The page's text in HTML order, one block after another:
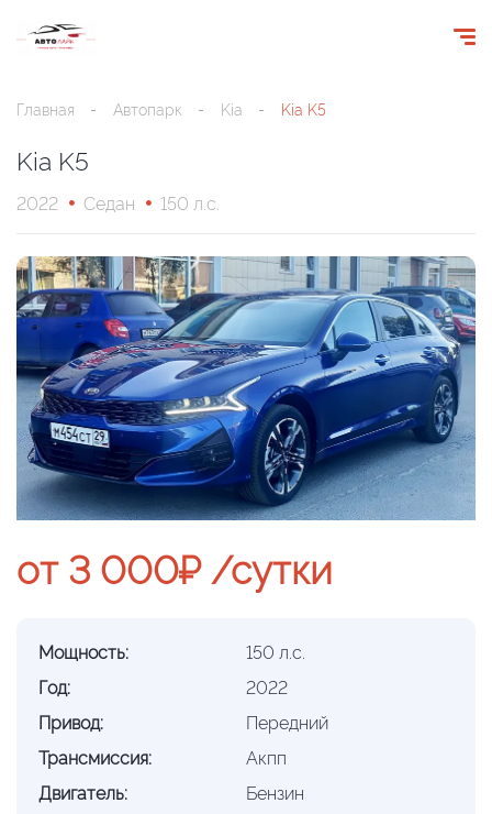
Главная Автопарк Kia Kia K5
Kia K5
2022 Седан 150 л.с.
от 3 000₽ /сутки
Мощность:
150 л.с.
Год:
2022
Привод:
Передний
Трансмиссия:
Акпп
Двигатель:
Бензин